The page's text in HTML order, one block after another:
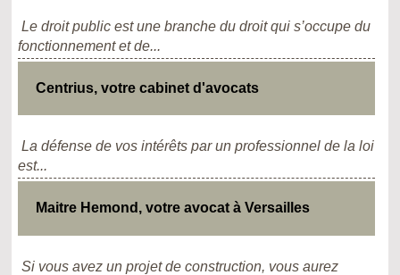
Le droit public est une branche du droit qui s’occupe du
fonctionnement et de...
Centrius, votre cabinet d'avocats
La défense de vos intérêts par un professionnel de la loi
est...
Maitre Hemond, votre avocat à Versailles
Si vous avez un projet de construction, vous aurez